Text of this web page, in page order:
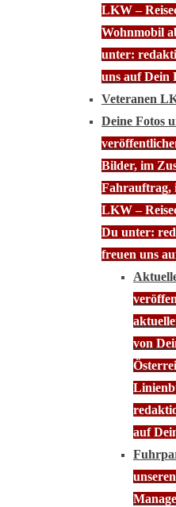
LKW –
Wohnmobil
unter:
uns auf Dein
Veteranen
Deine Fotos
Bilder, im
Fahrauftrag,
LKW –
Du unter:
freuen uns
von
auf